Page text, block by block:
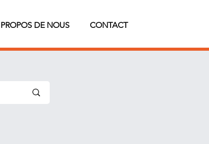
DE NOUS CONTACT